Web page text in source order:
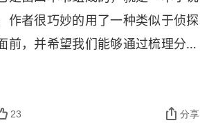
作者很巧妙的用了一种类似于侦探
，并希望我们能够通过梳理分析
种声音，可能更直观地看这是一
为他们自然而然比其他的声音、故
23 分享